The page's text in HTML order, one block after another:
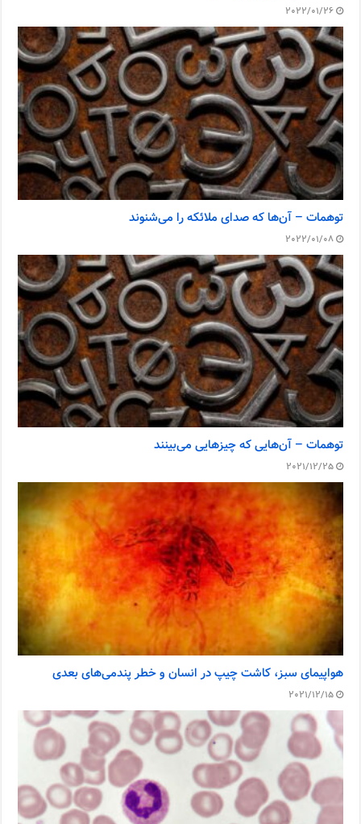
2022/01/26
توهمات – آن‌ها که صدای ملائکه را می‌شنوند
2022/01/08
توهمات – آن‌هایی که چیزهایی می‌بینند
2021/12/25
هواپیمای سبز، کاشت چیپ در انسان و خطر پندمی‌های بعدی
2021/12/15